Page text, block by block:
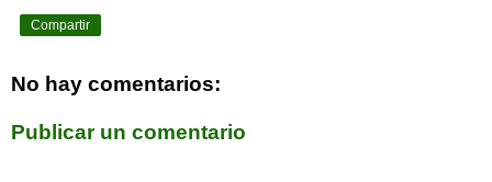
Compartir
No hay comentarios:
Publicar un comentario